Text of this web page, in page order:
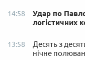
14:58
Удар по
логістичних
13:58
Десять з
нічне